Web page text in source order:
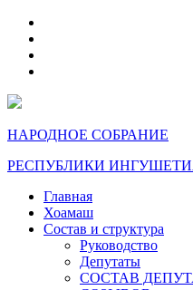
НАРОДНОЕ СОБРАНИЕ
РЕСПУБЛИКИ
Главная
Хоамаш
Состав и структура
Руководство
Депутаты
СОСТАВ